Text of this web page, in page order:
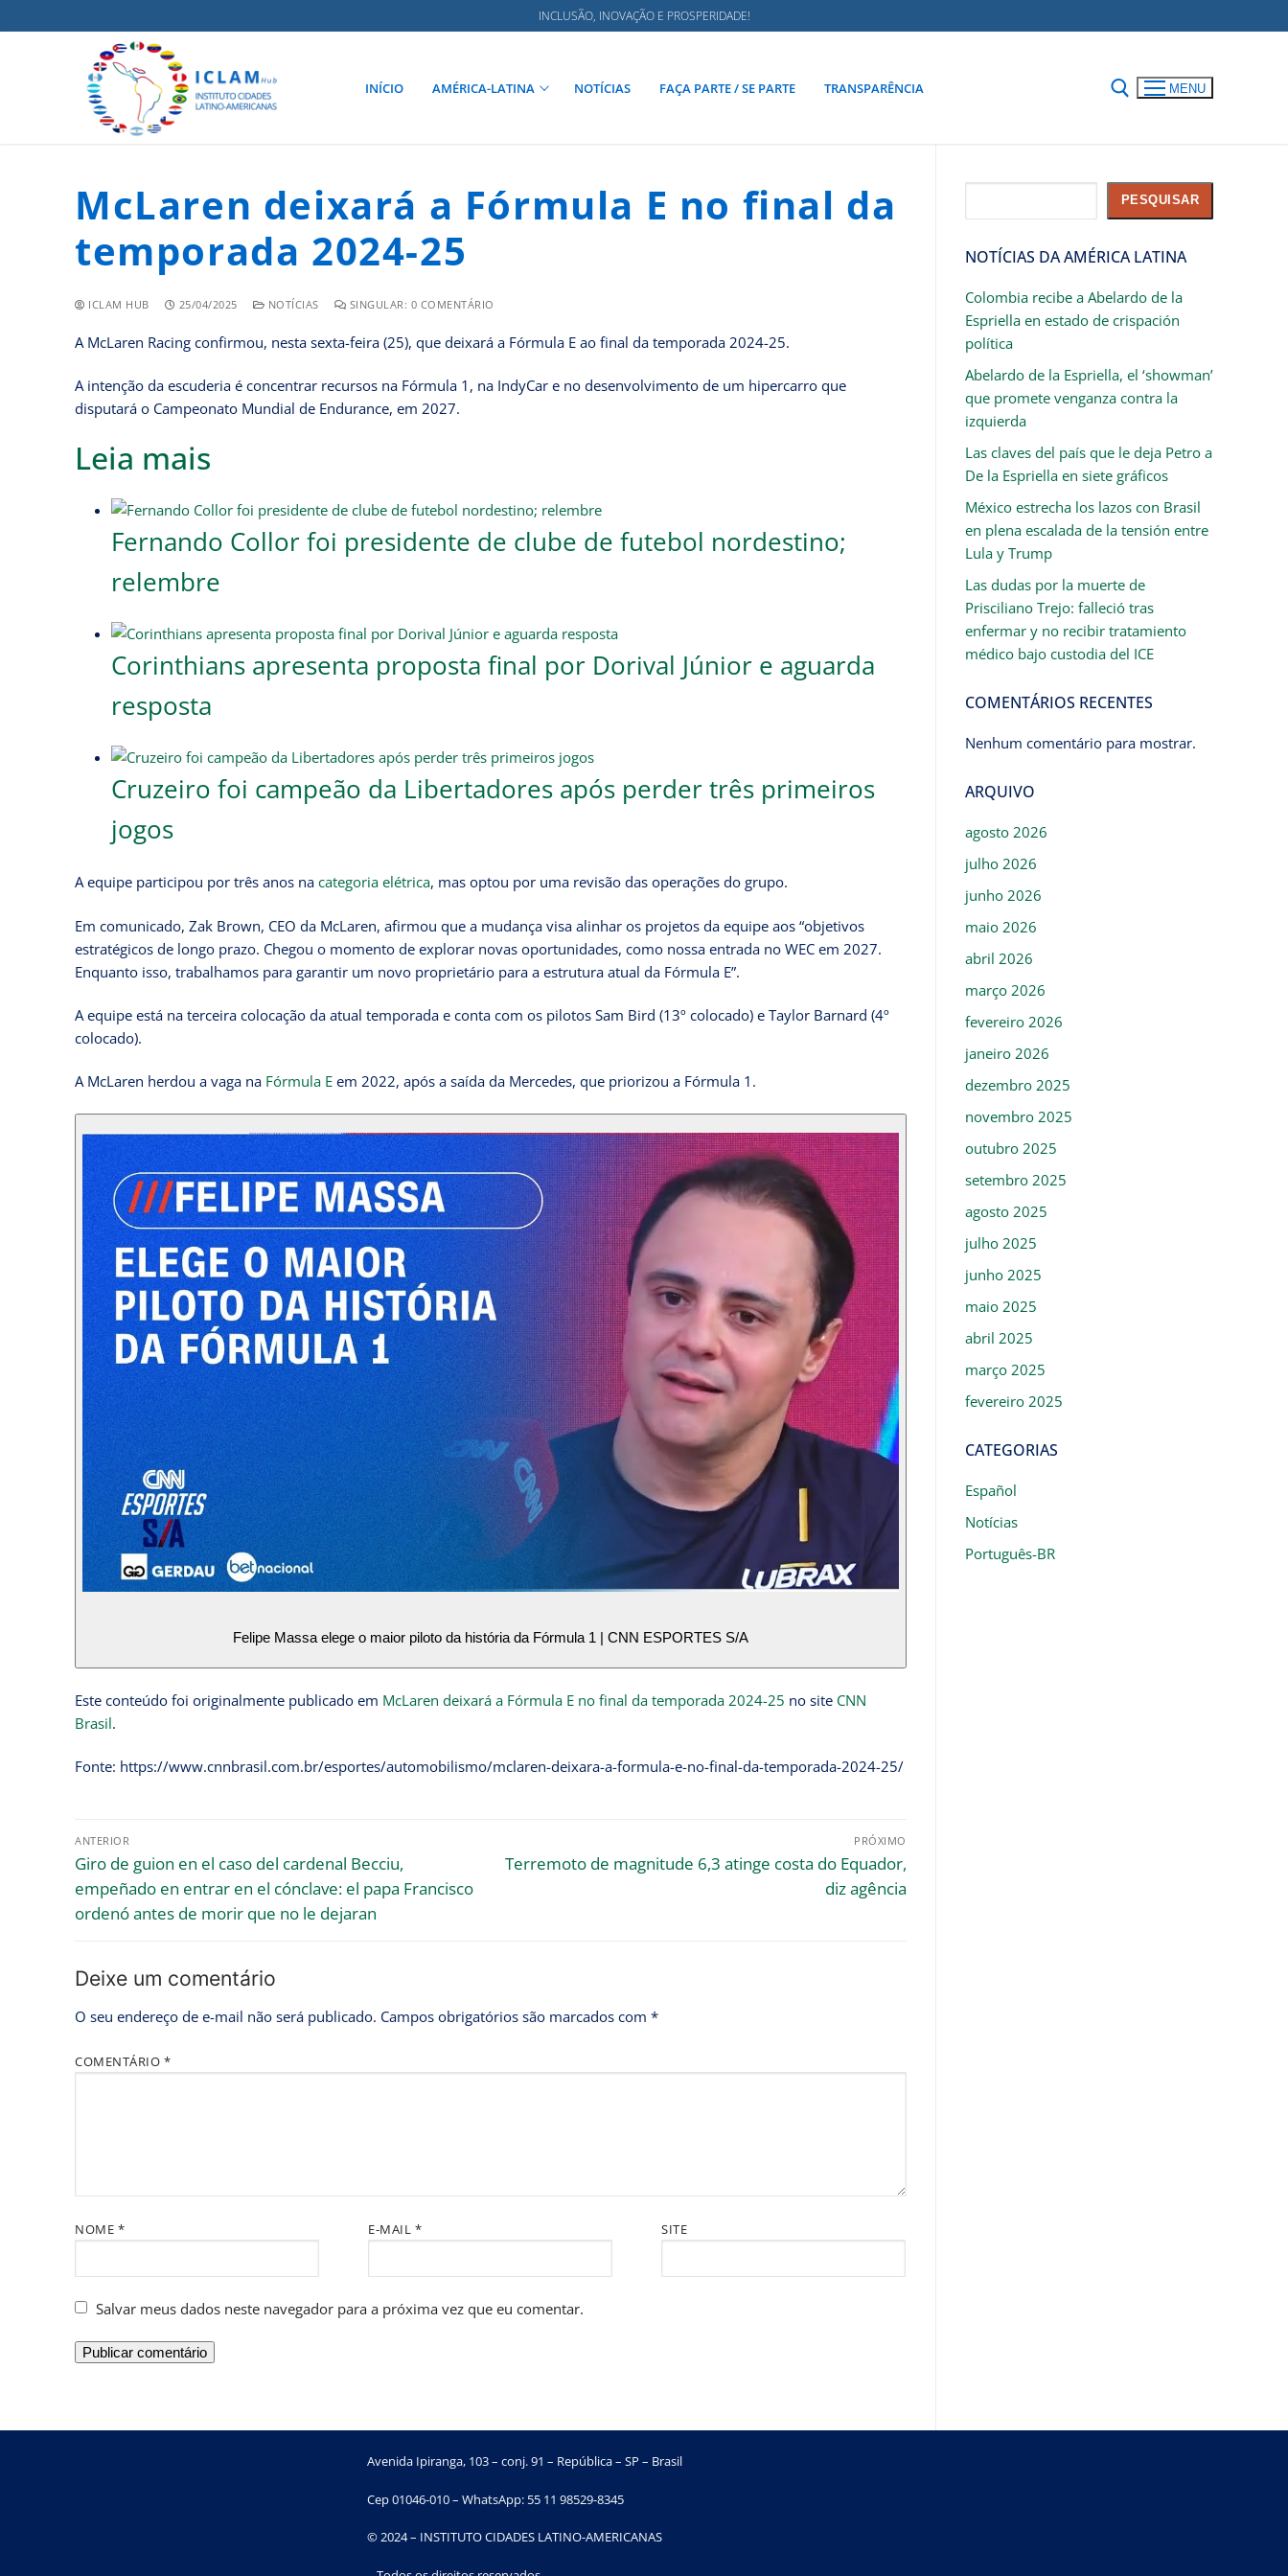
INCLUSÃO, INOVAÇÃO E PROSPERIDADE!
INÍCIO AMÉRICA-LATINA NOTÍCIAS FAÇA PARTE / SE PARTE TRANSPARÊNCIA MENU
McLaren deixará a Fórmula E no final da
temporada 2024-25
ICLAM HUB 25/04/2025 NOTÍCIAS SINGULAR: 0 COMENTÁRIO
A McLaren Racing confirmou, nesta sexta-feira (25), que deixará a Fórmula E ao final da temporada 2024-25.
A intenção da escuderia é concentrar recursos na Fórmula 1, na IndyCar e no desenvolvimento de um hipercarro que
disputará o Campeonato Mundial de Endurance, em 2027.
Leia mais
Fernando Collor foi presidente de clube de futebol nordestino;
relembre
Corinthians apresenta proposta final por Dorival Júnior e aguarda
resposta
Cruzeiro foi campeão da Libertadores após perder três primeiros
jogos
A equipe participou por três anos na categoria elétrica, mas optou por uma revisão das operações do grupo.
Em comunicado, Zak Brown, CEO da McLaren, afirmou que a mudança visa alinhar os projetos da equipe aos “objetivos
estratégicos de longo prazo. Chegou o momento de explorar novas oportunidades, como nossa entrada no WEC em 2027.
Enquanto isso, trabalhamos para garantir um novo proprietário para a estrutura atual da Fórmula E”.
A equipe está na terceira colocação da atual temporada e conta com os pilotos Sam Bird (13º colocado) e Taylor Barnard (4º
colocado).
A McLaren herdou a vaga na Fórmula E em 2022, após a saída da Mercedes, que priorizou a Fórmula 1.
Felipe Massa elege o maior piloto da história da Fórmula 1 | CNN ESPORTES S/A
Este conteúdo foi originalmente publicado em McLaren deixará a Fórmula E no final da temporada 2024-25 no site CNN
Brasil.
Fonte: https://www.cnnbrasil.com.br/esportes/automobilismo/mclaren-deixara-a-formula-e-no-final-da-temporada-2024-25/
ANTERIOR
Giro de guion en el caso del cardenal Becciu,
empeñado en entrar en el cónclave: el papa Francisco
ordenó antes de morir que no le dejaran
PRÓXIMO
Terremoto de magnitude 6,3 atinge costa do Equador,
diz agência
Deixe um comentário
O seu endereço de e-mail não será publicado. Campos obrigatórios são marcados com *
COMENTÁRIO *
NOME * E-MAIL * SITE
Salvar meus dados neste navegador para a próxima vez que eu comentar.
PESQUISAR
NOTÍCIAS DA AMÉRICA LATINA
Colombia recibe a Abelardo de la
Espriella en estado de crispación
política
Abelardo de la Espriella, el ‘showman’
que promete venganza contra la
izquierda
Las claves del país que le deja Petro a
De la Espriella en siete gráficos
México estrecha los lazos con Brasil
en plena escalada de la tensión entre
Lula y Trump
Las dudas por la muerte de
Prisciliano Trejo: falleció tras
enfermar y no recibir tratamiento
médico bajo custodia del ICE
COMENTÁRIOS RECENTES
Nenhum comentário para mostrar.
ARQUIVO
agosto 2026
julho 2026
junho 2026
maio 2026
abril 2026
março 2026
fevereiro 2026
janeiro 2026
dezembro 2025
novembro 2025
outubro 2025
setembro 2025
agosto 2025
julho 2025
junho 2025
maio 2025
abril 2025
março 2025
fevereiro 2025
CATEGORIAS
Español
Notícias
Português-BR
Avenida Ipiranga, 103 – conj. 91 – República – SP – Brasil
Cep 01046-010 – WhatsApp: 55 11 98529-8345
© 2024 – INSTITUTO CIDADES LATINO-AMERICANAS